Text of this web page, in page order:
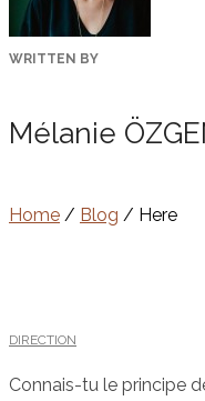
WRITTEN BY
Mélanie
Home / Blog / Here
DIRECTION
Connais-tu le principe